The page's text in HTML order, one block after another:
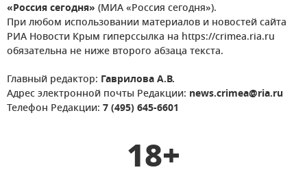
«Россия сегодня» (МИА «Россия сегодня»).
При любом использовании материалов и новостей сайта
РИА Новости Крым гиперссылка на https://crimea.ria.ru
обязательна не ниже второго абзаца текста.
Главный редактор: Гаврилова А.В.
Адрес электронной почты Редакции: news.crimea@ria.ru
Телефон Редакции: 7 (495) 645-6601
18+